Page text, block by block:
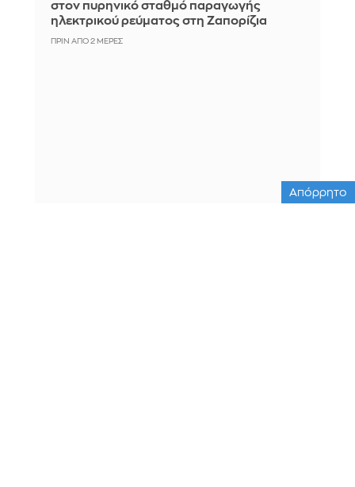
στον πυρηνικό σταθμό παραγωγής
ηλεκτρικού ρεύματος στη Ζαπορίζια
ΠΡΙΝ ΑΠΌ 2 ΜΈΡΕΣ
Απόρρητο